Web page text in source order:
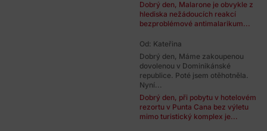
Dobrý den, Malarone je obvykle z
hlediska nežádoucích reakcí
bezproblémové antimalarikum...
Od: Kateřina
Dobrý den, Máme zakoupenou
dovolenou v Dominikánské
republice. Poté jsem otěhotněla.
Nyní...
Dobrý den, při pobytu v hotelovém
rezortu v Punta Cana bez výletu
mimo turistický komplex je...